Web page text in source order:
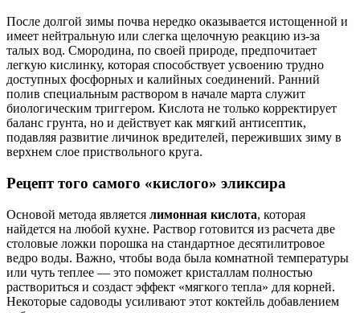
После долгой зимы почва нередко оказывается истощенной и
имеет нейтральную или слегка щелочную реакцию из-за
талых вод. Смородина, по своей природе, предпочитает
легкую кислинку, которая способствует усвоению трудно
доступных фосфорных и калийных соединений. Ранний
полив специальным раствором в начале марта служит
биологическим триггером. Кислота не только корректирует
баланс грунта, но и действует как мягкий антисептик,
подавляя развитие личинок вредителей, переживших зиму в
верхнем слое приствольного круга.
Рецепт того самого «кислого» эликсира
Основой метода является лимонная кислота, которая
найдется на любой кухне. Раствор готовится из расчета две
столовые ложки порошка на стандартное десятилитровое
ведро воды. Важно, чтобы вода была комнатной температуры
или чуть теплее — это поможет кристаллам полностью
раствориться и создаст эффект «мягкого тепла» для корней.
Некоторые садоводы усиливают этот коктейль добавлением